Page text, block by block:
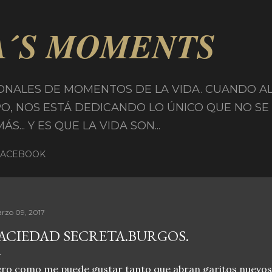
MOMENTS
DE MOMENTOS DE LA VIDA. CUANDO
NOS ESTÁ DEDICANDO LO ÚNICO QUE NO SE
Y ES QUE LA VIDA SON...
09, 2017
SECRETA.BURGOS.
como me puede gustar tanto que abran garitos